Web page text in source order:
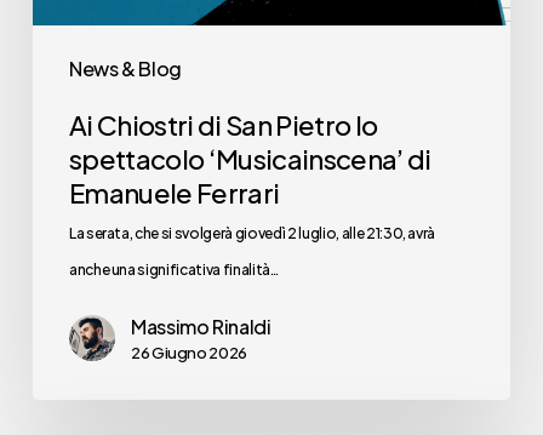
News & Blog
Ferrari
Ai Chiostri di San Pietro lo
spettacolo ‘Musicainscena’ di
Emanuele Ferrari
La serata, che si svolgerà giovedì 2 luglio, alle 21:30, avrà
anche una significativa finalità…
Massimo Rinaldi
26 Giugno 2026